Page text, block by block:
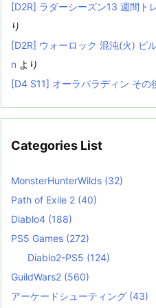
[D2R] ラダーシーズン13 週間
り
[D2R] ウォーロック 混沌(火) ビ
n より
[D4 S11] オーラパラディン その
Categories List
MonsterHunterWilds (32)
Path of Exile 2 (40)
Diablo4 (188)
PS5 Games (272)
Diablo2-PS5 (124)
GuildWars2 (560)
アーケードシューティング (43)